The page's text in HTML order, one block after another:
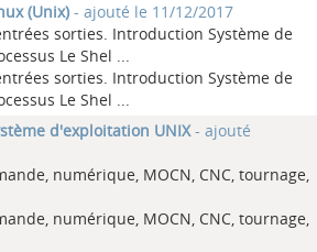
(Unix) - ajouté le 11/12/2017
sorties. Introduction Système de
Le Shel ...
sorties. Introduction Système de
Le Shel ...
d'exploitation UNIX- ajouté
numérique, MOCN, CNC, tournage,
numérique, MOCN, CNC, tournage,